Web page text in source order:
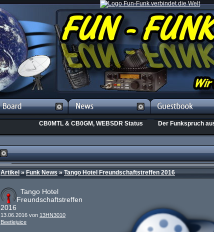
CB0MTL & CB0GM, WEBSDR Status Der Funkspruch
Artikel»Funk News»Tango Hotel Freundschaftstreffen 2016
Tango Hotel
Freundschaftstreffen
2016
13.06.2016 von 13HN3010
Beetlejuice